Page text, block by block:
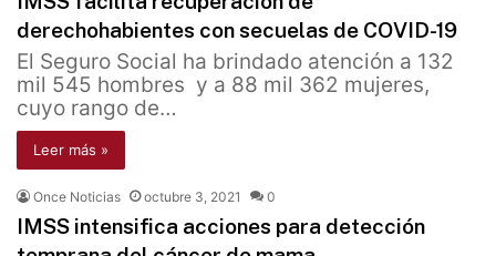
derechohabientes con secuelas de COVID-19
El Seguro Social ha brindado atención a 132
mil 545 hombres y a 88 mil 362 mujeres,
cuyo rango de…
Leer más »
Once Noticias octubre 3, 2021 0
IMSS intensifica acciones para detección